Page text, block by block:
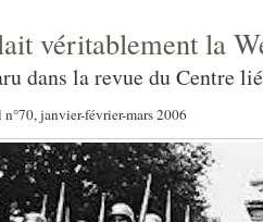
véritablement la
dans la revue du Centre
janvier-février-mars 2006